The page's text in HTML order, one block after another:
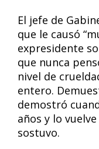
El jefe de
que le causó
expresidente
que nunca
nivel de
entero.
demostró
años y lo
sostuvo.